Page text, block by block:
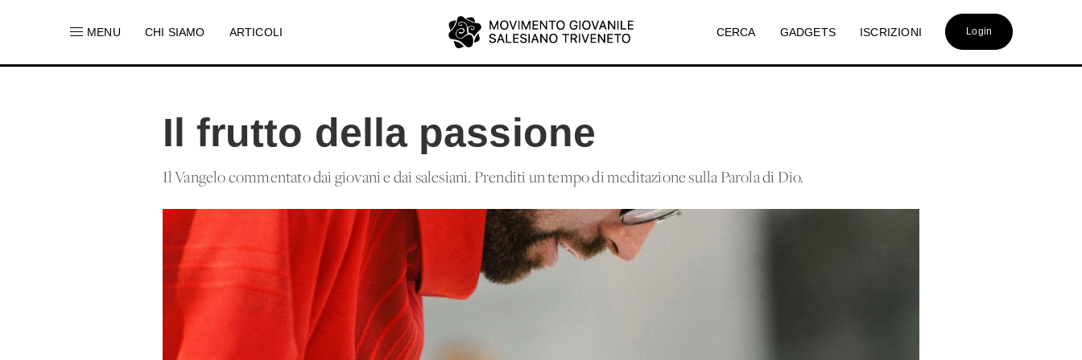
MENU CHI SIAMO ARTICOLI CERCA GADGETS ISCRIZIONI Login
Il frutto della passione
Il Vangelo commentato dai giovani e dai salesiani. Prenditi un tempo di meditazione sulla Parola di Dio.